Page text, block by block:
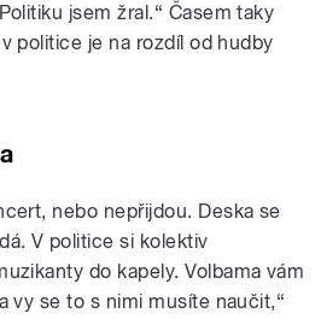
jsem žral.“ Časem taky
politice je na rozdíl od hudby
nebo nepřijdou. Deska se
V politice si kolektiv
do kapely. Volbama vám
vy se to s nimi musíte naučit,“